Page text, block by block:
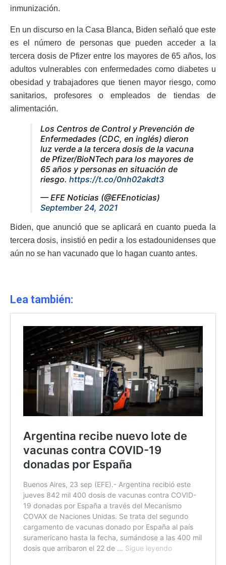
inmunización.
En un discurso en la Casa Blanca, Biden señaló que este
es el número de personas que pueden acceder a la
tercera dosis de Pfizer entre los mayores de 65 años, los
adultos vulnerables con enfermedades como diabetes u
obesidad y trabajadores que tienen mayor riesgo, como
sanitarios, profesores o empleados de tiendas de
alimentación.
Los Centros de Control y Prevención de
Enfermedades (CDC, en inglés) dieron
luz verde a la tercera dosis de la vacuna
de Pfizer/BioNTech para los mayores de
65 años y personas en situación de
riesgo. https://t.co/0nh02akdt3
— EFE Noticias (@EFEnoticias)
September 24, 2021
Biden, que anunció que se aplicará en cuanto pueda la
tercera dosis, insistió en pedir a los estadounidenses que
aún no se han vacunado que lo hagan cuanto antes.
Lea también: